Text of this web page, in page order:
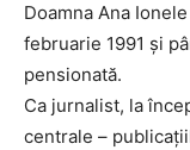
Doamna Ana
februarie 1991 și
pensionată.
Ca jurnalist, la
centrale –